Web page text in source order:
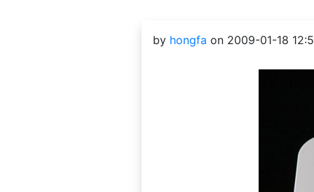
by hongfa on 2009-01-18